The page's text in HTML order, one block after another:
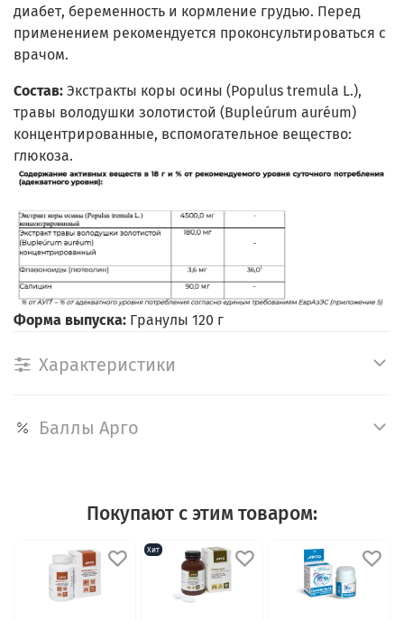
диабет, беременность и кормление грудью. Перед
применением рекомендуется проконсультироваться с
врачом.
Состав: Экстракты коры осины (Populus tremula L.),
травы володушки золотистой (Bupleúrum auréum)
концентрированные, вспомогательное вещество:
глюкоза.
Форма выпуска: Гранулы 120 г
Характеристики
Баллы Арго
Покупают с этим товаром:
Хит